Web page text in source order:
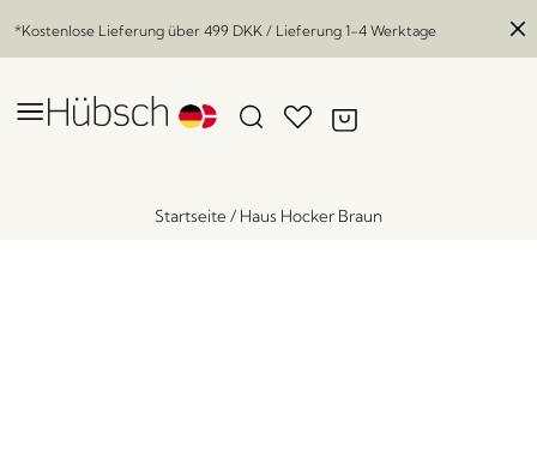
*Kostenlose Lieferung über 499 DKK / Lieferung 1-4 Werktage
Startseite/ Haus Hocker Braun